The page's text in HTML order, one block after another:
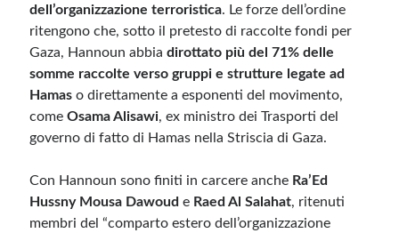
dell’organizzazione terroristica. Le forze dell’ordine
ritengono che, sotto il pretesto di raccolte fondi per
Gaza, Hannoun abbiadirottato più del 71% delle
somme raccolte verso gruppi e strutture legate ad
Hamas o direttamente a esponenti del movimento,
comeOsama Alisawi, ex ministro dei Trasporti del
governo di fatto di Hamas nella Striscia di Gaza.
Con Hannoun sono finiti in carcere anche Ra’Ed
Hussny Mousa Dawoud e Raed Al Salahat, ritenuti
membri del “comparto estero dell’organizzazione